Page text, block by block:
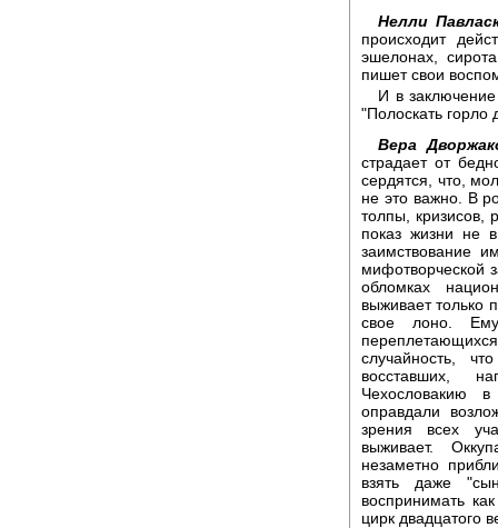
Нелли
происходит
эшелонах,
пишет свои
И в
"Полоскать горло
Вера
страдает от
сердятся, что,
не это важно. В
толпы, кризисов,
показ жизни не
заимствование
мифотворческой
обломках
выживает только
свое лоно.
случайность,
восставших,
Чехословакию
оправдали
зрения всех
выживает.
незаметно
взять даже
воспринимать
цирк двадцатого